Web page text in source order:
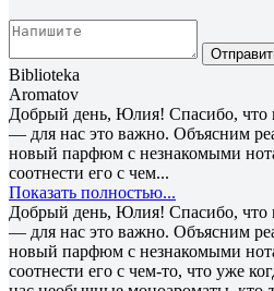
Biblioteka
Aromatov
Добрый день, Юлия! Спасибо, что
— для нас это важно. Объясним
новый парфюм с незнакомыми
соотнести его с чем...
Показать полностью...
Добрый день, Юлия! Спасибо, что
— для нас это важно. Объясним
новый парфюм с незнакомыми
соотнести его с чем-то, что уже